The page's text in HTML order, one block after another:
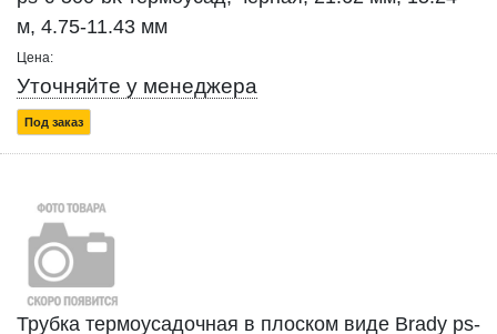
м, 4.75-11.43 мм
Цена:
Уточняйте у менеджера
Под заказ
Трубка термоусадочная в плоском виде Brady ps-